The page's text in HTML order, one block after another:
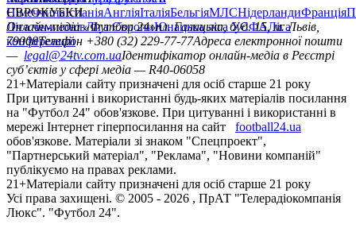
НімеччинаІспаніяАнгліяІталіяБельгіяМЛСНідерландиФранція
ЄВРОКУБКИ
Ліга чемпіонівЛіга ЄвропиЮнацька ліга УЄФАЛіга
конференцій
Онлайн-медіа «Футбол 24»пл. Галицька, буд. 15, м. Львів,
79008Телефон +380 (32) 229-77-77Адреса електронної пошти
— legal@24tv.com.uaІдентифікатор онлайн-медіа в Реєстрі
суб’єктів у сфері медіа — R40-06058
21+Матеріали сайту призначені для осіб старше 21 року
При цитуванні і використанні будь-яких матеріалів посилання
на "Футбол 24" обов'язкове. При цитуванні і використанні в
мережі Інтернет гіперпосилання на сайт
football24.ua
обов'язкове. Матеріали зі знаком "Спецпроект",
"Партнерський матеріал", "Реклама", "Новини компаній"
публікуємо на правах реклами.
21+Матеріали сайту призначені для осіб старше 21 року
Усi права захищенi. © 2005 - 2026 , ПрАТ "Телерадіокомпанія
Люкс". "Футбол 24".